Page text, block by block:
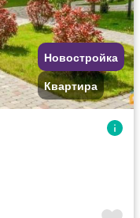
Новостройка
Квартира